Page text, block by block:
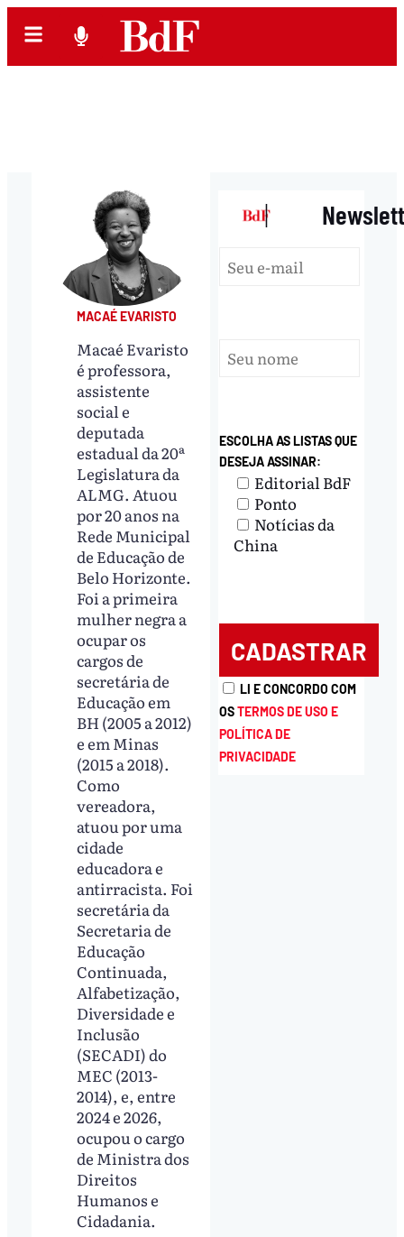
MACAÉ EVARISTO
Macaé Evaristo
é professora,
assistente
social e
deputada
estadual da 20ª
Legislatura da
ALMG. Atuou
por 20 anos na
Rede Municipal
de Educação de
Belo Horizonte.
Foi a primeira
mulher negra a
ocupar os
cargos de
secretária de
Educação em
BH (2005 a 2012)
e em Minas
(2015 a 2018).
Como
vereadora,
atuou por uma
cidade
educadora e
antirracista. Foi
secretária da
Secretaria de
Educação
Continuada,
Alfabetização,
Diversidade e
Inclusão
(SECADI) do
MEC (2013-
2014), e, entre
2024 e 2026,
ocupou o cargo
de Ministra dos
Direitos
Humanos e
Cidadania.
|
ESCOLHA AS LISTAS QUE
DESEJA ASSINAR:
Editorial BdF
Ponto
Notícias da
China
LI E CONCORDO COM
OSTERMOS DE USO E
POLÍTICA DE
PRIVACIDADE